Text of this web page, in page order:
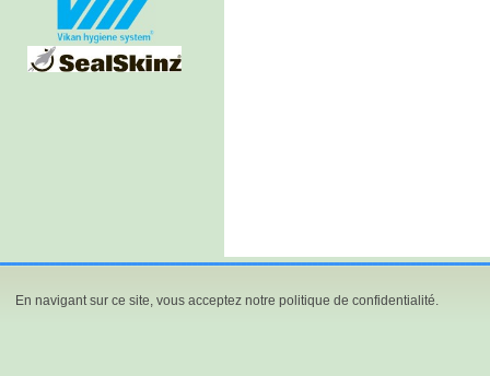
En navigant sur ce site, vous acceptez notre politique de confidentialité.